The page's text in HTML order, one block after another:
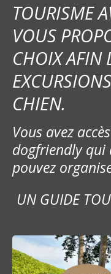
TOURISME
VOUS
CHOIX AFIN
CHIEN.
Vous avez
dogfriendly qui
pouvez
UN GUIDE